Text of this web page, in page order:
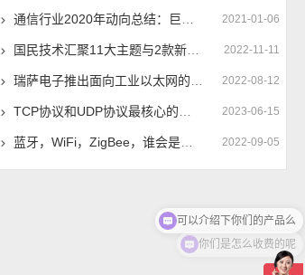
2021-01-06
通信行业2020年动向总结：巨变中求蜕变，筑牢信息通信底座
2022-11-11
国民技术汇聚11大主题与2款新品添彩ELEXCON 2022
2022-08-12
瑞萨电子推出面向工业以太网的RZ/N2L MPU， 简化工业设备中网络功能的实现
2023-06-15
TCP协议和UDP协议最核心的区别是什么？
2022-09-05
蓝牙，WiFi，ZigBee，谁会是剩下的赢家？